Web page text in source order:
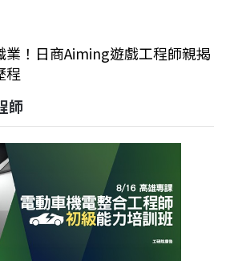
業！日商Aiming遊戲工程師親揭
程
師